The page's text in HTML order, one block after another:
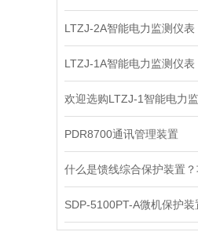
LTZJ-2A智能电力监测仪表
LTZJ-1A智能电力监测仪表
欢迎选购LTZJ-1智能电力
PDR8700通讯管理装置
SDP-5100PT-A微机保护装